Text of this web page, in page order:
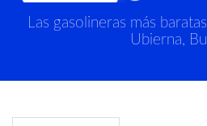
Las gasolineras más
Ubierna,